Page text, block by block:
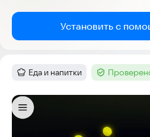
Установить с
Категория:
Еда и напитки Тег :
Скриншоты